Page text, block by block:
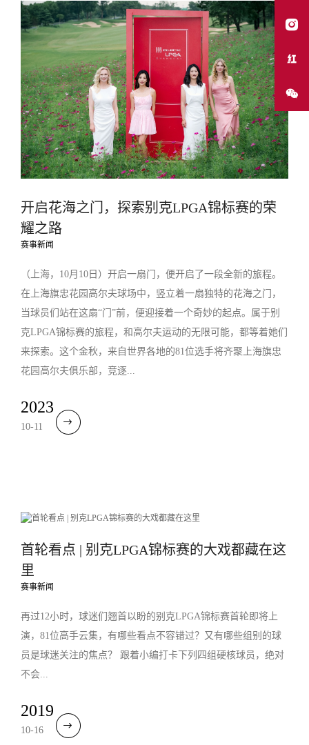
开启花海之门，探索别克LPGA锦标赛的荣
耀之路
赛事新闻
（上海，10月10日）开启一扇门，便开启了一段全新的旅程。
在上海旗忠花园高尔夫球场中，竖立着一扇独特的花海之门，
当球员们站在这扇“门”前，便迎接着一个奇妙的起点。属于别
克LPGA锦标赛的旅程，和高尔夫运动的无限可能，都等着她们
来探索。这个金秋，来自世界各地的81位选手将齐聚上海旗忠
花园高尔夫俱乐部，竞逐...
2023
10-11
首轮看点 | 别克LPGA锦标赛的大戏都藏在这
里
赛事新闻
再过12小时，球迷们翘首以盼的别克LPGA锦标赛首轮即将上
演，81位高手云集，有哪些看点不容错过？又有哪些组别的球
员是球迷关注的焦点？ 跟着小编打卡下列四组硬核球员，绝对
不会...
2019
10-16